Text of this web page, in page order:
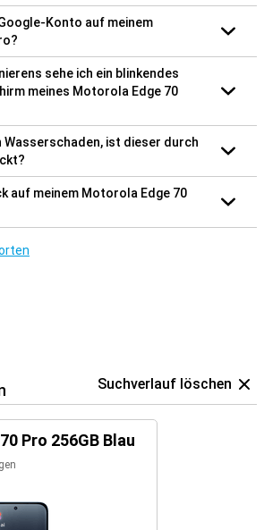
Konto auf meinem
sehe ich ein blinkendes
meines Motorola Edge 70
Wasserschaden, ist dieser durch
auf meinem Motorola Edge 70
Suchverlauf löschen
Pro 256GB Blau